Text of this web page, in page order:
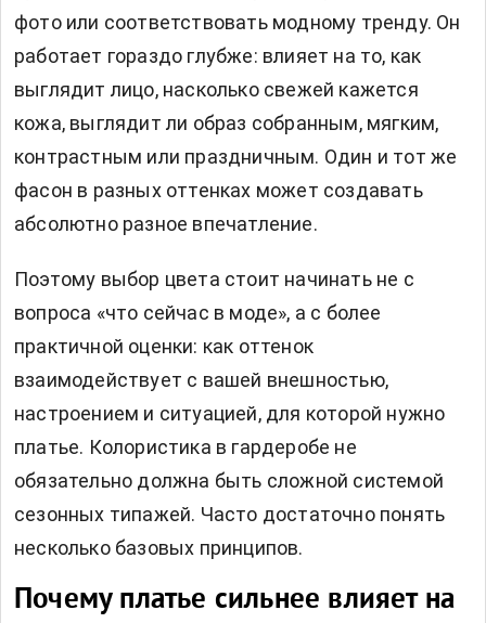
фото или соответствовать модному тренду. Он
работает гораздо глубже: влияет на то, как
выглядит лицо, насколько свежей кажется
кожа, выглядит ли образ собранным, мягким,
контрастным или праздничным. Один и тот же
фасон в разных оттенках может создавать
абсолютно разное впечатление.
Поэтому выбор цвета стоит начинать не с
вопроса «что сейчас в моде», а с более
практичной оценки: как оттенок
взаимодействует с вашей внешностью,
настроением и ситуацией, для которой нужно
платье. Колористика в гардеробе не
обязательно должна быть сложной системой
сезонных типажей. Часто достаточно понять
несколько базовых принципов.
Почему платье сильнее влияет на